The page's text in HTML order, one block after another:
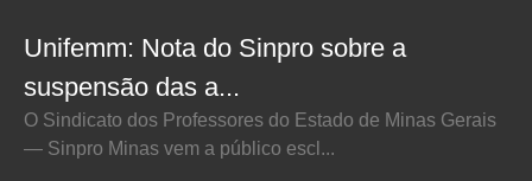
Unifemm: Nota do Sinpro sobre a
suspensão das a...
O Sindicato dos Professores do Estado de Minas Gerais
— Sinpro Minas vem a público escl...